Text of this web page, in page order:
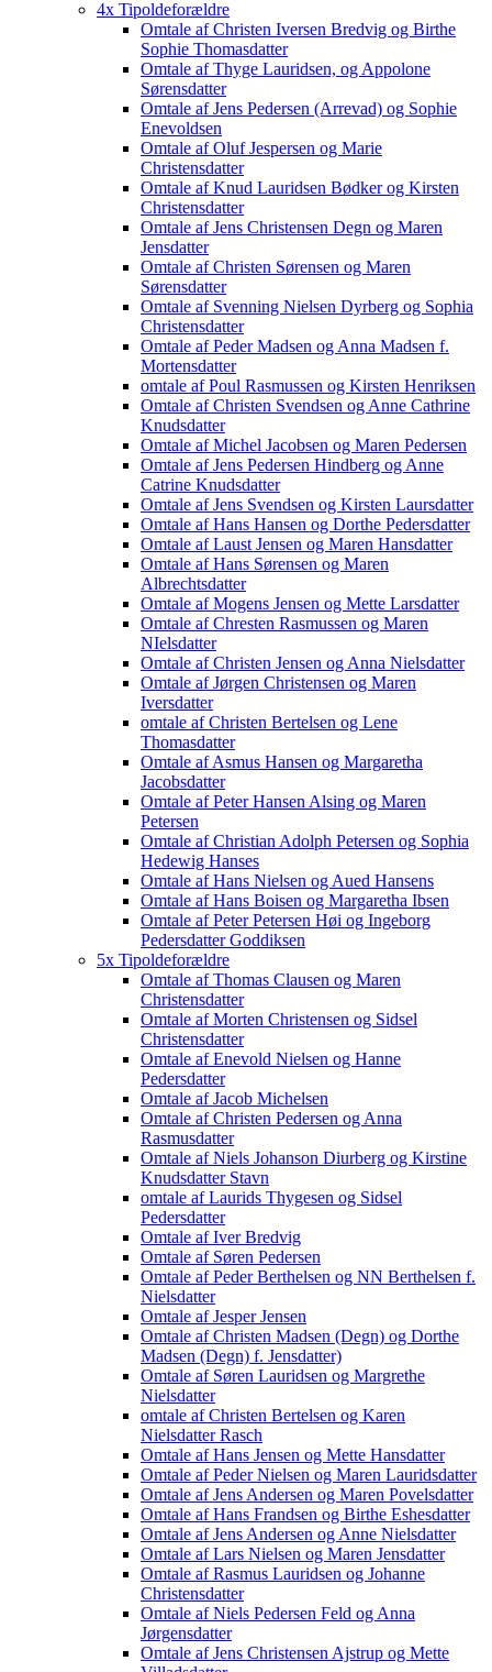
4x Tipoldeforældre
Omtale af Christen Iversen Bredvig og Birthe
Sophie Thomasdatter
Omtale af Thyge Lauridsen, og Appolone
Sørensdatter
Omtale af Jens Pedersen (Arrevad) og Sophie
Enevoldsen
Omtale af Oluf Jespersen og Marie
Christensdatter
Omtale af Knud Lauridsen Bødker og Kirsten
Christensdatter
Omtale af Jens Christensen Degn og Maren
Jensdatter
Omtale af Christen Sørensen og Maren
Sørensdatter
Omtale af Svenning Nielsen Dyrberg og Sophia
Christensdatter
Omtale af Peder Madsen og Anna Madsen f.
Mortensdatter
omtale af Poul Rasmussen og Kirsten Henriksen
Omtale af Christen Svendsen og Anne Cathrine
Knudsdatter
Omtale af Michel Jacobsen og Maren Pedersen
Omtale af Jens Pedersen Hindberg og Anne
Catrine Knudsdatter
Omtale af Jens Svendsen og Kirsten Laursdatter
Omtale af Hans Hansen og Dorthe Pedersdatter
Omtale af Laust Jensen og Maren Hansdatter
Omtale af Hans Sørensen og Maren
Albrechtsdatter
Omtale af Mogens Jensen og Mette Larsdatter
Omtale af Chresten Rasmussen og Maren
NIelsdatter
Omtale af Christen Jensen og Anna Nielsdatter
Omtale af Jørgen Christensen og Maren
Iversdatter
omtale af Christen Bertelsen og Lene
Thomasdatter
Omtale af Asmus Hansen og Margaretha
Jacobsdatter
Omtale af Peter Hansen Alsing og Maren
Petersen
Omtale af Christian Adolph Petersen og Sophia
Hedewig Hanses
Omtale af Hans Nielsen og Aued Hansens
Omtale af Hans Boisen og Margaretha Ibsen
Omtale af Peter Petersen Høi og Ingeborg
Pedersdatter Goddiksen
5x Tipoldeforældre
Omtale af Thomas Clausen og Maren
Christensdatter
Omtale af Morten Christensen og Sidsel
Christensdatter
Omtale af Enevold Nielsen og Hanne
Pedersdatter
Omtale af Jacob Michelsen
Omtale af Christen Pedersen og Anna
Rasmusdatter
Omtale af Niels Johanson Diurberg og Kirstine
Knudsdatter Stavn
omtale af Laurids Thygesen og Sidsel
Pedersdatter
Omtale af Iver Bredvig
Omtale af Søren Pedersen
Omtale af Peder Berthelsen og NN Berthelsen f.
Nielsdatter
Omtale af Jesper Jensen
Omtale af Christen Madsen (Degn) og Dorthe
Madsen (Degn) f. Jensdatter)
Omtale af Søren Lauridsen og Margrethe
Nielsdatter
omtale af Christen Bertelsen og Karen
Nielsdatter Rasch
Omtale af Hans Jensen og Mette Hansdatter
Omtale af Peder Nielsen og Maren Lauridsdatter
Omtale af Jens Andersen og Maren Povelsdatter
Omtale af Hans Frandsen og Birthe Eshesdatter
Omtale af Jens Andersen og Anne Nielsdatter
Omtale af Lars Nielsen og Maren Jensdatter
Omtale af Rasmus Lauridsen og Johanne
Christensdatter
Omtale af Niels Pedersen Feld og Anna
Jørgensdatter
Omtale af Jens Christensen Ajstrup og Mette